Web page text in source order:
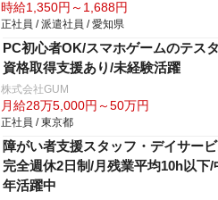
時給1,350円～1,688円
正社員 / 派遣社員 / 愛知県
PC初心者OK/スマホゲームのテス
資格取得支援あり/未経験活躍
株式会社GUM
月給28万5,000円～50万円
正社員 / 東京都
障がい者支援スタッフ・デイサー
完全週休2日制/月残業平均10h以下/
年活躍中